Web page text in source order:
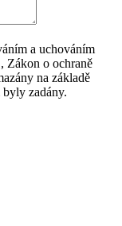
a uchováním
Zákon o ochraně
na základě
zadány.